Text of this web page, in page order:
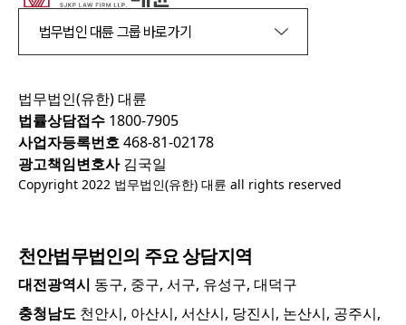
법무법인 대륜 그룹 바로가기
법무법인(유한) 대륜
법률상담접수 1800-7905
사업자등록번호468-81-02178
광고책임변호사김국일
Copyright 2022 법무법인(유한) 대륜 all rights reserved
천안법무법인의 주요 상담지역
대전광역시 동구, 중구, 서구, 유성구, 대덕구
충청남도 천안시, 아산시, 서산시, 당진시, 논산시, 공주시,